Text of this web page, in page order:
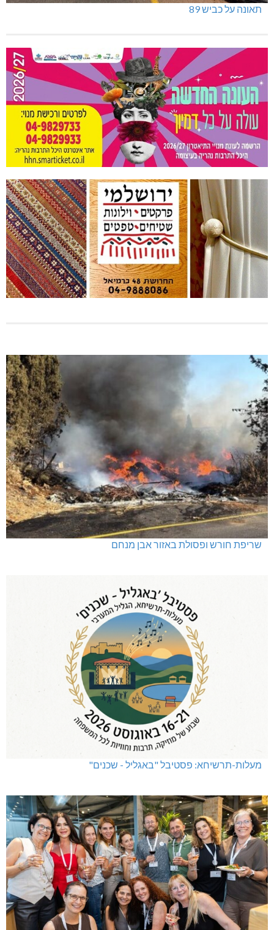
תאונה על כביש 89
שריפת חורש ופסולת באזור אבן מנחם
מעלות-תרשיחא: פסטיבל "באגליל - שכנים"